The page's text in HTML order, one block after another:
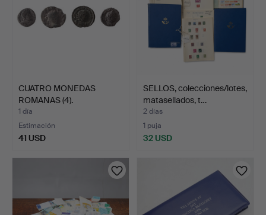
CUATRO MONEDAS
ROMANAS (4).
1 día
Estimación
41 USD
SELLOS, colecciones/lotes,
matasellados, t…
2 días
1 puja
32 USD